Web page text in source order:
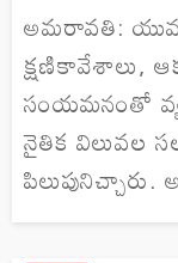
అమరావతి:
క్షణికావేశాలు,
సంయమనంతో
నైతిక విలువల